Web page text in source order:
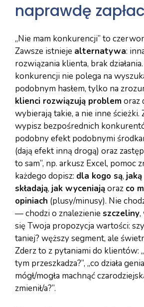
naprawdę
„Nie mam konkurencji” to
Zawsze istnieje alternatywa:
rozwiązania klienta, brak
konkurencji nie polega na
podobnym hasłem, tylko na
klienci rozwiązują problemoraz
wybierają takie, a nie inne ścieżki.
wypisz bezpośrednich
podobny efekt podobnymi
(dają efekt inną drogą) oraz
to sam”, np. arkusz Excel, pomoc
każdego dopisz: dla kogo są,
składają, jak wyceniająoraz co
opiniach (plusy/minusy). Nie
— chodzi o znalezienieszczeliny,
się Twoja propozycja wartości:
taniej? węższy segment, ale
Zderz to z pytaniami do klientów:
tym przeszkadza?”, „co działa
mógł/mogła machnąć
zmienił/a?”.